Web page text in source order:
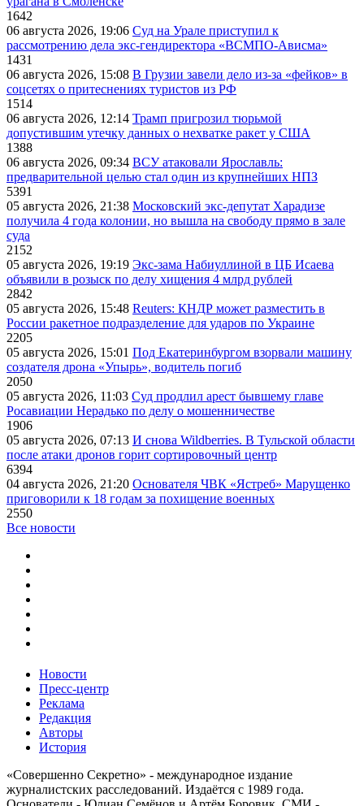
1642
06 августа 2026, 19:06 Суд на Урале приступил к
рассмотрению дела экс-гендиректора «ВСМПО-Ависма»
1431
06 августа 2026, 15:08 В Грузии завели дело из-за «фейков» в
соцсетях о притеснениях туристов из РФ
1514
06 августа 2026, 12:14 Трамп пригрозил тюрьмой
допустившим утечку данных о нехватке ракет у США
1388
06 августа 2026, 09:34 ВСУ атаковали Ярославль:
предварительной целью стал один из крупнейших НПЗ
5391
05 августа 2026, 21:38 Московский экс-депутат Харадизе
получила 4 года колонии, но вышла на свободу прямо в зале
суда
2152
05 августа 2026, 19:19 Экс-зама Набиуллиной в ЦБ Исаева
объявили в розыск по делу хищения 4 млрд рублей
2842
05 августа 2026, 15:48 Reuters: КНДР может разместить в
России ракетное подразделение для ударов по Украине
2205
05 августа 2026, 15:01 Под Екатеринбургом взорвали машину
создателя дрона «Упырь», водитель погиб
2050
05 августа 2026, 11:03 Суд продлил арест бывшему главе
Росавиации Нерадько по делу о мошенничестве
1906
05 августа 2026, 07:13 И снова Wildberries. В Тульской области
после атаки дронов горит сортировочный центр
6394
04 августа 2026, 21:20 Основателя ЧВК «Ястреб» Марущенко
приговорили к 18 годам за похищение военных
2550
Все новости
Новости
Пресс-центр
Реклама
Редакция
Авторы
История
«Совершенно Секретно» - международное издание
журналистских расследований. Издаётся с 1989 года.